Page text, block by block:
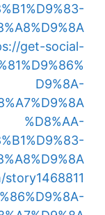
get-social-
D9%8A-
%D8%AA-